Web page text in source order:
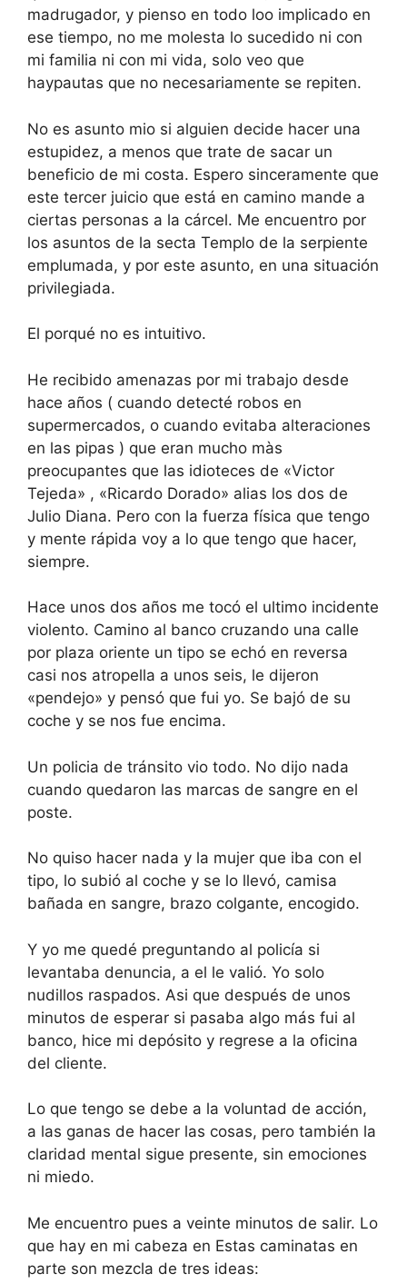
madrugador, y pienso en todo loo implicado en
ese tiempo, no me molesta lo sucedido ni con
mi familia ni con mi vida, solo veo que
haypautas que no necesariamente se repiten.
No es asunto mio si alguien decide hacer una
estupidez, a menos que trate de sacar un
beneficio de mi costa. Espero sinceramente que
este tercer juicio que está en camino mande a
ciertas personas a la cárcel. Me encuentro por
los asuntos de la secta Templo de la serpiente
emplumada, y por este asunto, en una situación
privilegiada.
El porqué no es intuitivo.
He recibido amenazas por mi trabajo desde
hace años ( cuando detecté robos en
supermercados, o cuando evitaba alteraciones
en las pipas ) que eran mucho màs
preocupantes que las idioteces de «Victor
Tejeda» , «Ricardo Dorado» alias los dos de
Julio Diana. Pero con la fuerza física que tengo
y mente rápida voy a lo que tengo que hacer,
siempre.
Hace unos dos años me tocó el ultimo incidente
violento. Camino al banco cruzando una calle
por plaza oriente un tipo se echó en reversa
casi nos atropella a unos seis, le dijeron
«pendejo» y pensó que fui yo. Se bajó de su
coche y se nos fue encima.
Un policia de tránsito vio todo. No dijo nada
cuando quedaron las marcas de sangre en el
poste.
No quiso hacer nada y la mujer que iba con el
tipo, lo subió al coche y se lo llevó, camisa
bañada en sangre, brazo colgante, encogido.
Y yo me quedé preguntando al policía si
levantaba denuncia, a el le valió. Yo solo
nudillos raspados. Asi que después de unos
minutos de esperar si pasaba algo más fui al
banco, hice mi depósito y regrese a la oficina
del cliente.
Lo que tengo se debe a la voluntad de acción,
a las ganas de hacer las cosas, pero también la
claridad mental sigue presente, sin emociones
ni miedo.
Me encuentro pues a veinte minutos de salir. Lo
que hay en mi cabeza en Estas caminatas en
parte son mezcla de tres ideas: